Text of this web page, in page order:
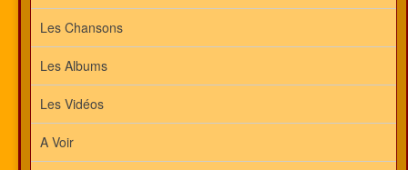
Les Chansons
Les Albums
Les Vidéos
A Voir